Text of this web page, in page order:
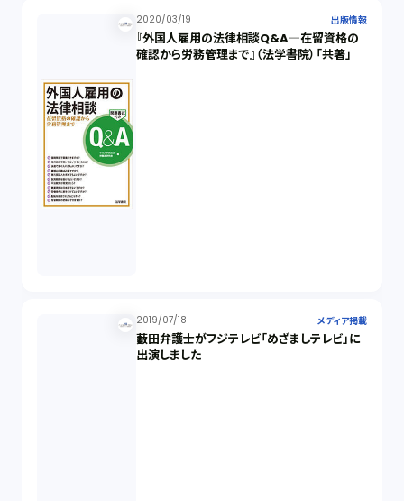
2020/03/19 出版情報
『外国人雇用の法律相談Q&A―在留資格の
確認から労務管理まで』（法学書院）「共著」
2019/07/18 メディア掲載
藪田弁護士がフジテレビ「めざましテレビ」に
出演しました